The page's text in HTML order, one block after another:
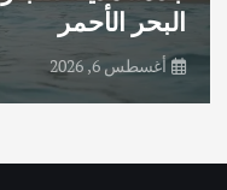
البحر الأحمر
أغسطس 6, 2026